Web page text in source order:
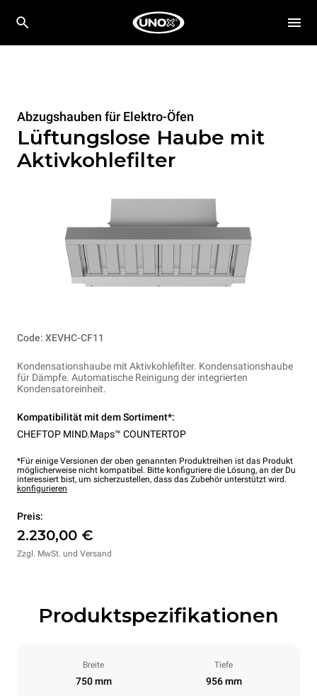
Abzugshauben für Elektro-Öfen
Lüftungslose Haube mit
Aktivkohlefilter
Code: XEVHC-CF11
Kondensationshaube mit Aktivkohlefilter. Kondensationshaube
für Dämpfe. Automatische Reinigung der integrierten
Kondensatoreinheit.
Kompatibilität mit dem Sortiment*:
CHEFTOP MIND.Maps™ COUNTERTOP
*Für einige Versionen der oben genannten Produktreihen ist das Produkt
möglicherweise nicht kompatibel. Bitte konfiguriere die Lösung, an der Du
interessiert bist, um sicherzustellen, dass das Zubehör unterstützt wird.
konfigurieren
Preis:
2.230,00 €
Zzgl. MwSt. und Versand
Produktspezifikationen
Breite
750 mm
Tiefe
956 mm